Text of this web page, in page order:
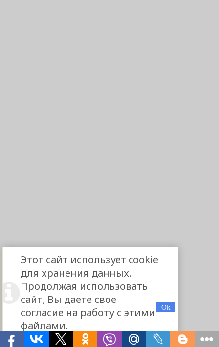
Этот сайт использует cookie
для хранения данных.
Продолжая использовать
сайт, Вы даете свое
согласие на работу с этими
файлами.